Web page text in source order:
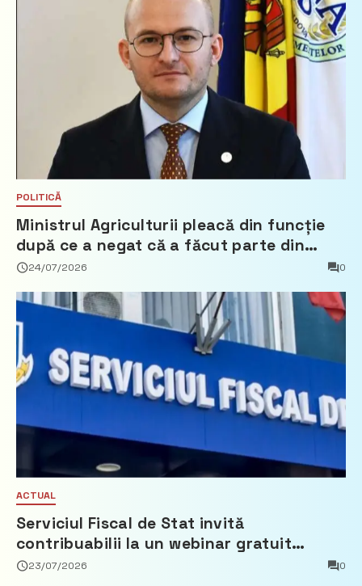
POLITICĂ
Ministrul Agriculturii pleacă din funcție
după ce a negat că a făcut parte din
Partidul Democrat
24/07/2026 0
ACTUAL
Serviciul Fiscal de Stat invită
contribuabilii la un webinar gratuit
privind calculul impozitului pe bunurile
23/07/2026 0